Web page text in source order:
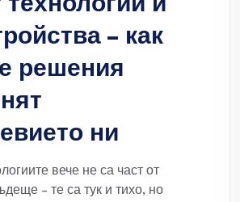
и
– как
решения
ни
вече не са част от
– те са тук и тихо, но